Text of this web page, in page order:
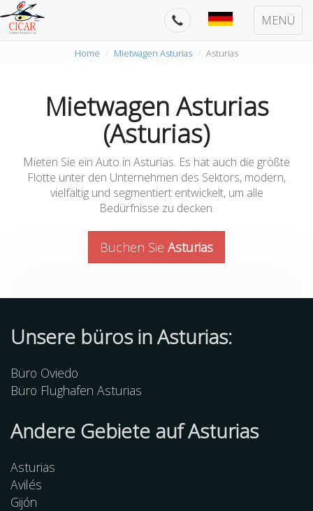
MENÜ
Home Mietwagen Asturias Asturias
Mietwagen Asturias
(Asturias)
Mieten Sie ein Auto in Asturias. Es hat auch die größte
Flotte unter den Unternehmen des Sektors, modern,
vielfältig und segmentiert entwickelt, um alle
Bedürfnisse zu decken.
Buchen Sie Asturias
Unsere büros in Asturias:
Büro Oviedo
Büro Flughafen Asturias
Andere Gebiete auf Asturias
Asturias
Avilés
Gijón